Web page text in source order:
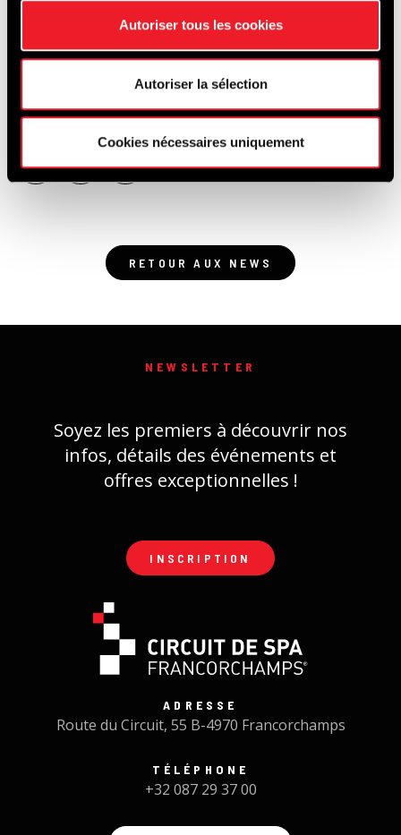
Autoriser tous les cookies
Autoriser la sélection
Cookies nécessaires uniquement
Lesinscriptions ouvriront prochainement.
Restez connectés pour ne pas manquer
l’ouverture !
Source :Spa-Francorchamps
RETOUR AUX NEWS
NEWSLETTER
Soyez les premiers à découvrir nos
infos, détails des événements et
offres exceptionnelles !
INSCRIPTION
ADRESSE
Route du Circuit, 55 B-4970 Francorchamps
TÉLÉPHONE
+32 087 29 37 00